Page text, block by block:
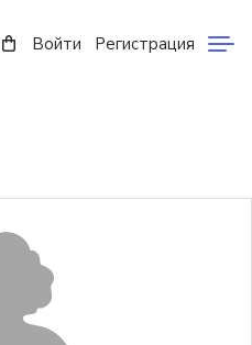
Войти Регистрация